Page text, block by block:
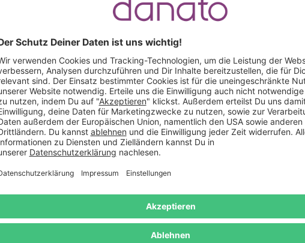
Das könnte Dir auch gefallen
Herzkristall mit Gravur zur Hochzeit -
Magische Geschenkbox mit